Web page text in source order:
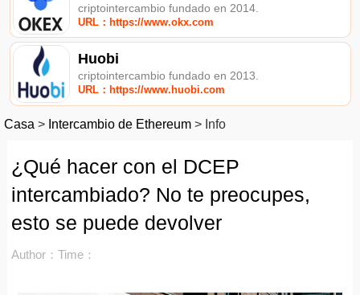
criptointercambio fundado en 2014.
URL：https://www.okx.com
Huobi
criptointercambio fundado en 2013.
URL：https://www.huobi.com
Casa > Intercambio de Ethereum > Info
¿Qué hacer con el DCEP
intercambiado? No te preocupes,
esto se puede devolver
Author： Time：